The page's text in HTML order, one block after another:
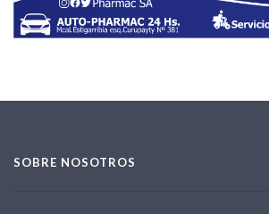
SOBRE NOSOTROS